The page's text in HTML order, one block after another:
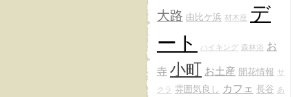
大路 由比ケ浜 材木座 デ
ート
ハイキング 森林浴 お
寺 小町 お土産 開花情報 サ
クラ 雰囲気良し カフェ 長谷 あ